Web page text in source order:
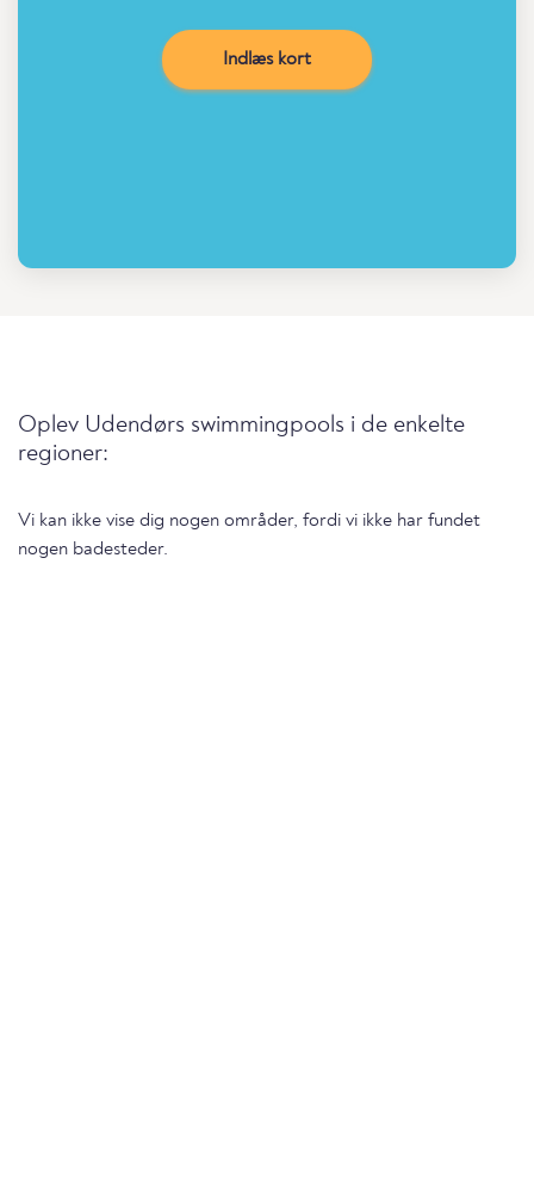
Indlæs kort
Oplev Udendørs swimmingpools i de enkelte
regioner:
Vi kan ikke vise dig nogen områder, fordi vi ikke har fundet
nogen badesteder.